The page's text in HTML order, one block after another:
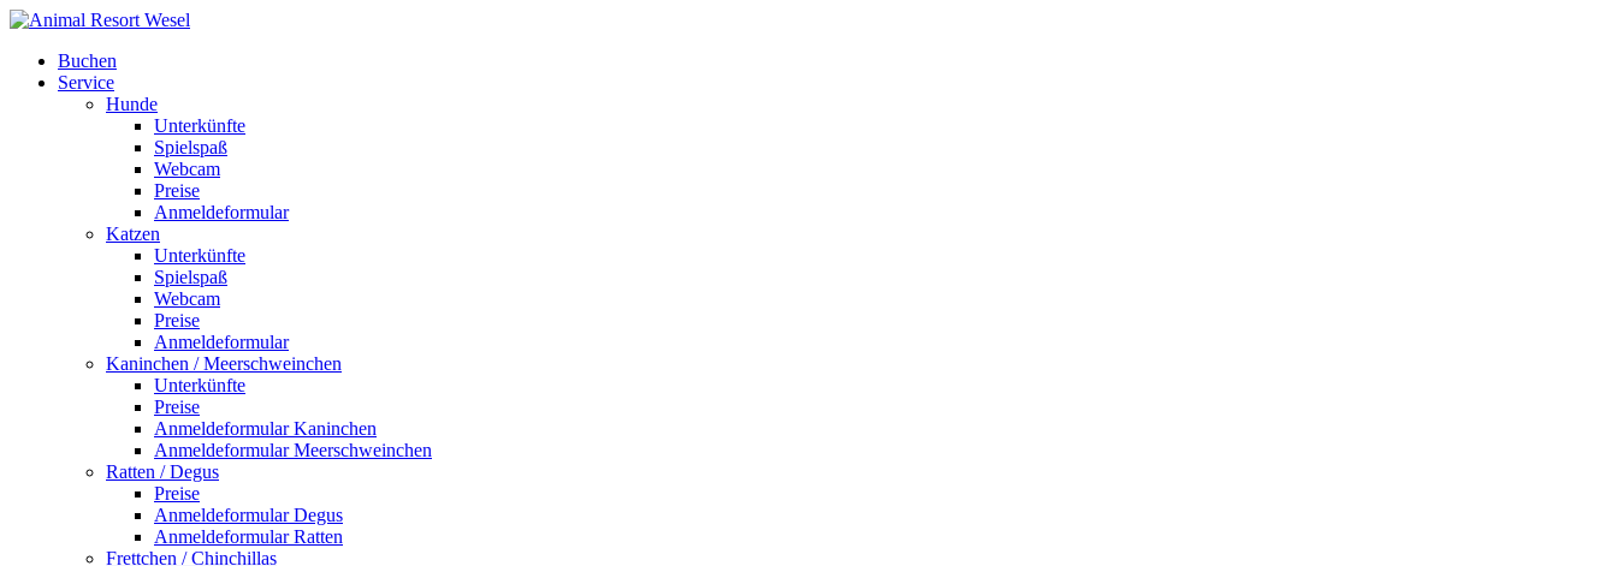
Buchen
Service
Hunde
Unterkünfte
Spielspaß
Webcam
Preise
Anmeldeformular
Katzen
Unterkünfte
Spielspaß
Webcam
Preise
Anmeldeformular
Kaninchen / Meerschweinchen
Unterkünfte
Preise
Anmeldeformular Kaninchen
Anmeldeformular Meerschweinchen
Ratten / Degus
Preise
Anmeldeformular Degus
Anmeldeformular Ratten
Frettchen / Chinchillas